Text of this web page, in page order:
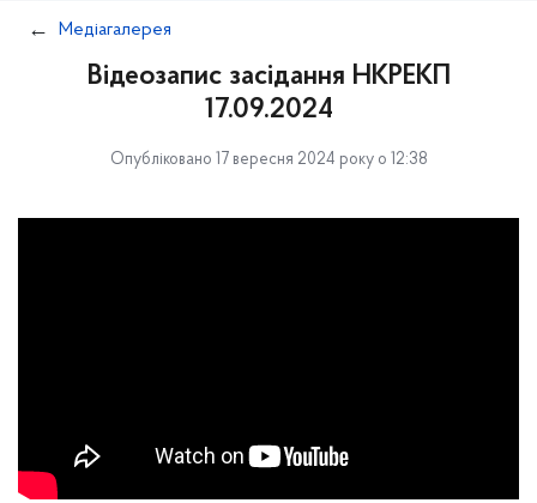
Медіагалерея
Відеозапис засідання НКРЕКП
17.09.2024
Опубліковано 17 вересня 2024 року о 12:38